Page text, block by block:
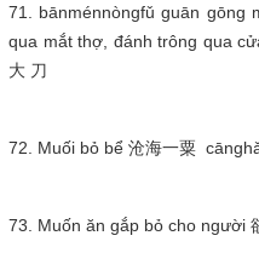
71. bānménnòngfǔ guān gōng
qua mắt thợ, đánh trông qua
大 刀
72. Muối bỏ bể 沧海一粟
73. Muốn ăn gắp bỏ cho người